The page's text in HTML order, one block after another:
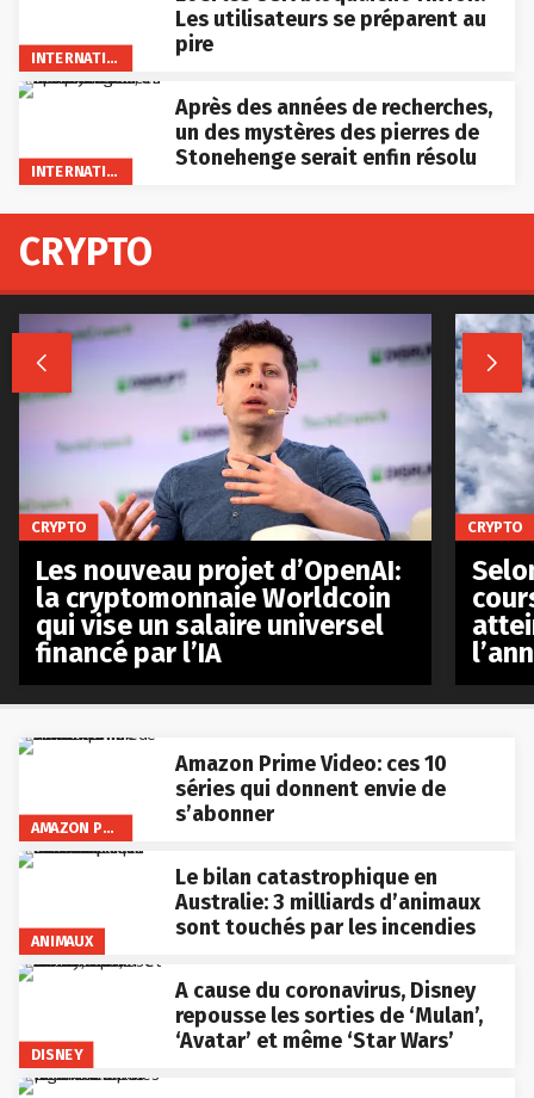
INTERNATIONAL
Les utilisateurs se préparent au
pire
INTERNATIONAL
Après des années de recherches,
un des mystères des pierres de
Stonehenge serait enfin résolu
AMAZON PRIME VIDEO
Amazon Prime Video: ces 10
séries qui donnent envie de
s’abonner
ANIMAUX
Le bilan catastrophique en
Australie: 3 milliards d’animaux
sont touchés par les incendies
DISNEY
A cause du coronavirus, Disney
repousse les sorties de ‘Mulan’,
‘Avatar’ et même ‘Star Wars’
CRYPTO
 
CRYPTO
Les nouveau projet d’OpenAI:
la cryptomonnaie Worldcoin
qui vise un salaire universel
financé par l’IA
CRYPTO